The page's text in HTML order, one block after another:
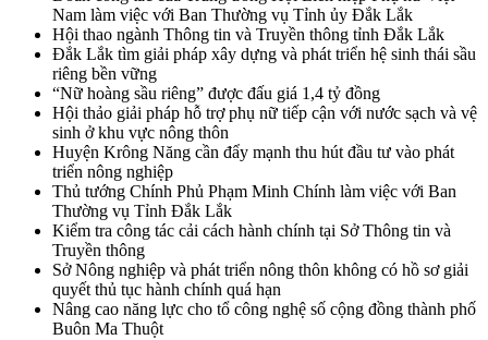
Nam làm việc với Ban Thường vụ Tỉnh ủy Đắk Lắk
Hội thao ngành Thông tin và Truyền thông tỉnh Đắk Lắk
Đắk Lắk tìm giải pháp xây dựng và phát triển hệ sinh thái sầu
riêng bền vững
“Nữ hoàng sầu riêng” được đấu giá 1,4 tỷ đồng
Hội thảo giải pháp hỗ trợ phụ nữ tiếp cận với nước sạch và vệ
sinh ở khu vực nông thôn
Huyện Krông Năng cần đẩy mạnh thu hút đầu tư vào phát
triển nông nghiệp
Thủ tướng Chính Phủ Phạm Minh Chính làm việc với Ban
Thường vụ Tỉnh Đắk Lắk
Kiểm tra công tác cải cách hành chính tại Sở Thông tin và
Truyền thông
Sở Nông nghiệp và phát triển nông thôn không có hồ sơ giải
quyết thủ tục hành chính quá hạn
Nâng cao năng lực cho tổ công nghệ số cộng đồng thành phố
Buôn Ma Thuột